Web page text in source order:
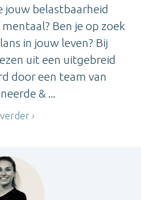
jouw belastbaarheid
Ben je op zoek
in jouw leven? Bij
uit een uitgebreid
door een team van
& ...
verder